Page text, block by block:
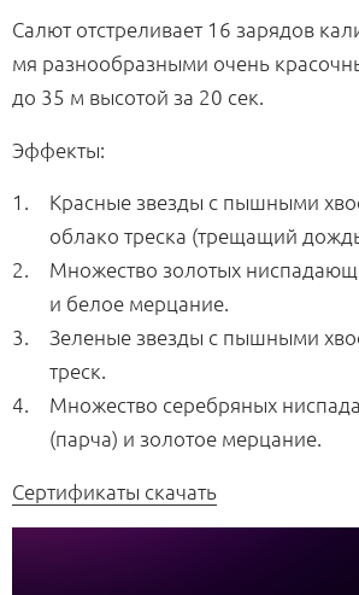
Салют отстреливает 16 зарядов
мя разнообразными очень
до 35 м высотой за 20 сек.
Эффекты:
Красные звезды с пышными
облако треска (трещащий
Множество золотых
и белое мерцание.
Зеленые звезды с пышными
треск.
Множество серебряных
(парча) и золотое мерцание.
Сертификаты скачать